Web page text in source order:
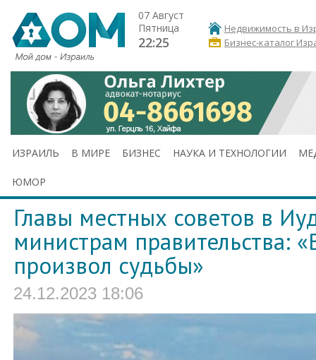
07 Август
Пятница
22:25
Недвижимость в
Бизнес-каталог
ИЗРАИЛЬ В МИРЕ БИЗНЕС НАУКА И ТЕХНОЛОГИИ
ЮМОР
Главы местных советов в
министрам правительства:
произвол судьбы»
24.12.2023 18:06